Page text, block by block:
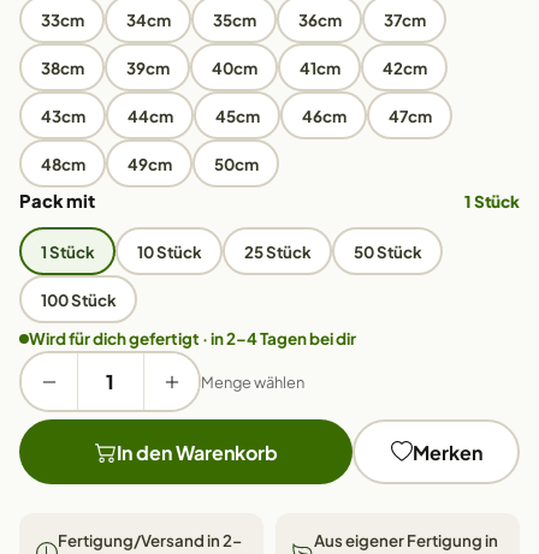
33cm 34cm 35cm 36cm 37cm
38cm 39cm 40cm 41cm 42cm
43cm 44cm 45cm 46cm 47cm
48cm 49cm 50cm
Pack mit 1 Stück
1 Stück 10 Stück 25 Stück 50 Stück
100 Stück
Wird für dich gefertigt · in 2–4 Tagen bei dir
Menge wählen
In den Warenkorb Merken
Fertigung/Versand in 2–
Aus eigener Fertigung in